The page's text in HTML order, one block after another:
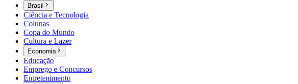
Brasil
Ciência e Tecnologia
Colunas
Copa do Mundo
Cultura e Lazer
Economia
Educação
Emprego e Concursos
Entretenimento